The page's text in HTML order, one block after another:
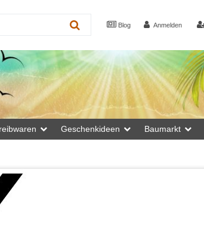
Blog Anmelden
Geschenkideen Baumarkt